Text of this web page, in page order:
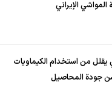
المواشي الإيراني
يقلل من استخدام الكيماويات
جودة المحاصيل